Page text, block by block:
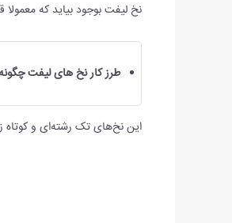
نخ لیفت بوجود بیاید که
طرز کار نخ های لیفت
این نخ‌های تک رشته‌ای و کوتاه